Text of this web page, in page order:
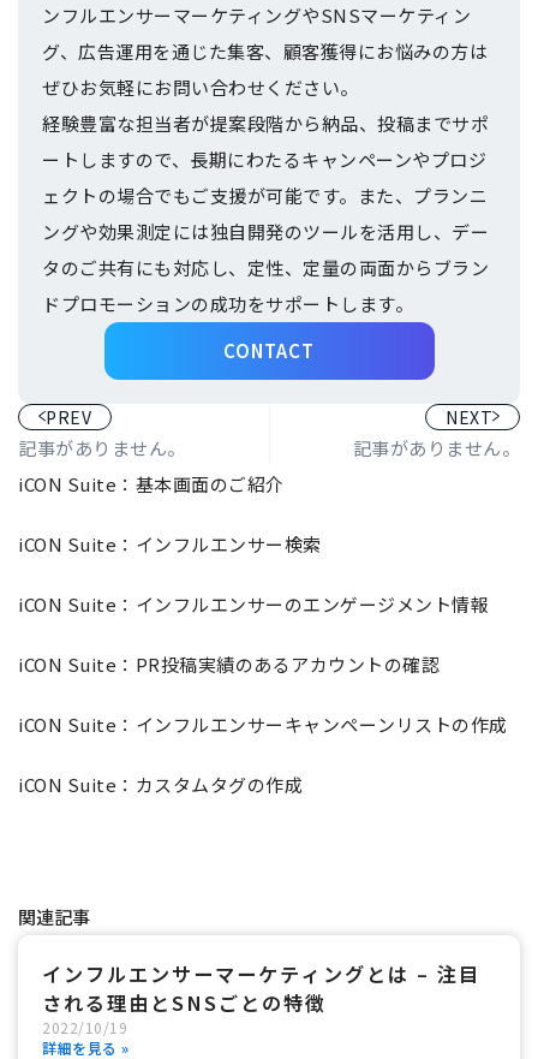
ンフルエンサーマーケティングやSNSマーケティン
グ、広告運用を通じた集客、顧客獲得にお悩みの方は
ぜひお気軽にお問い合わせください。
経験豊富な担当者が提案段階から納品、投稿までサポ
ートしますので、長期にわたるキャンペーンやプロジ
ェクトの場合でもご支援が可能です。また、プランニ
ングや効果測定には独自開発のツールを活用し、デー
タのご共有にも対応し、定性、定量の両面からブラン
ドプロモーションの成功をサポートします。
CONTACT
PREV
記事がありません。
NEXT
記事がありません。
iCON Suite：基本画面のご紹介
iCON Suite：インフルエンサー検索
iCON Suite：インフルエンサーのエンゲージメント情報
iCON Suite：PR投稿実績のあるアカウントの確認
iCON Suite：インフルエンサーキャンペーンリストの作成
iCON Suite：カスタムタグの作成
関連記事
インフルエンサーマーケティングとは – 注目
される理由とSNSごとの特徴
2022/10/19
詳細を見る »